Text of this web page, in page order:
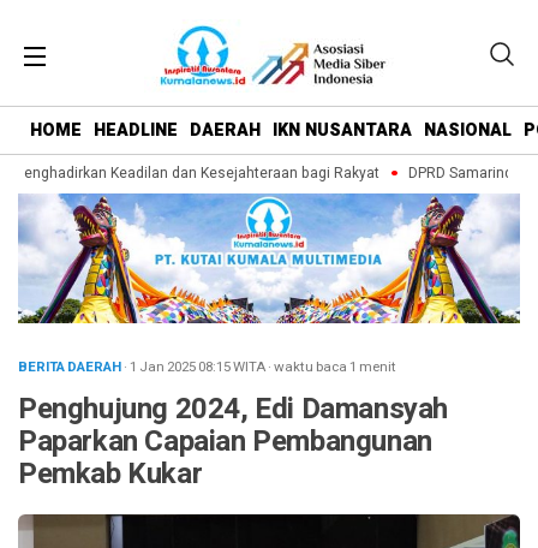
HOME HEADLINE DAERAH IKN NUSANTARA NASIONAL
Keadilan dan Kesejahteraan bagi Rakyat DPRD Samarinda
BERITA DAERAH· 1 Jan 202508:15WITA·waktu baca 1 menit
Penghujung 2024, Edi Damansyah
Paparkan Capaian Pembangunan
Pemkab Kukar